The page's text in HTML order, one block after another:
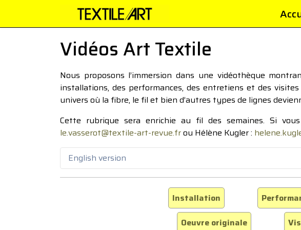
Vidéos Art Textile
Nous proposons l’immersion dans une vidéothèque
installations, des performances, des entretiens et des
univers où la fibre, le fil et bien d’autres types de lignes
Cette rubrique sera enrichie au fil des semaines. Si
le.vasserot@textile-art-revue.frou Hélène Kugler :
English version
Installation
Oeuvre originale